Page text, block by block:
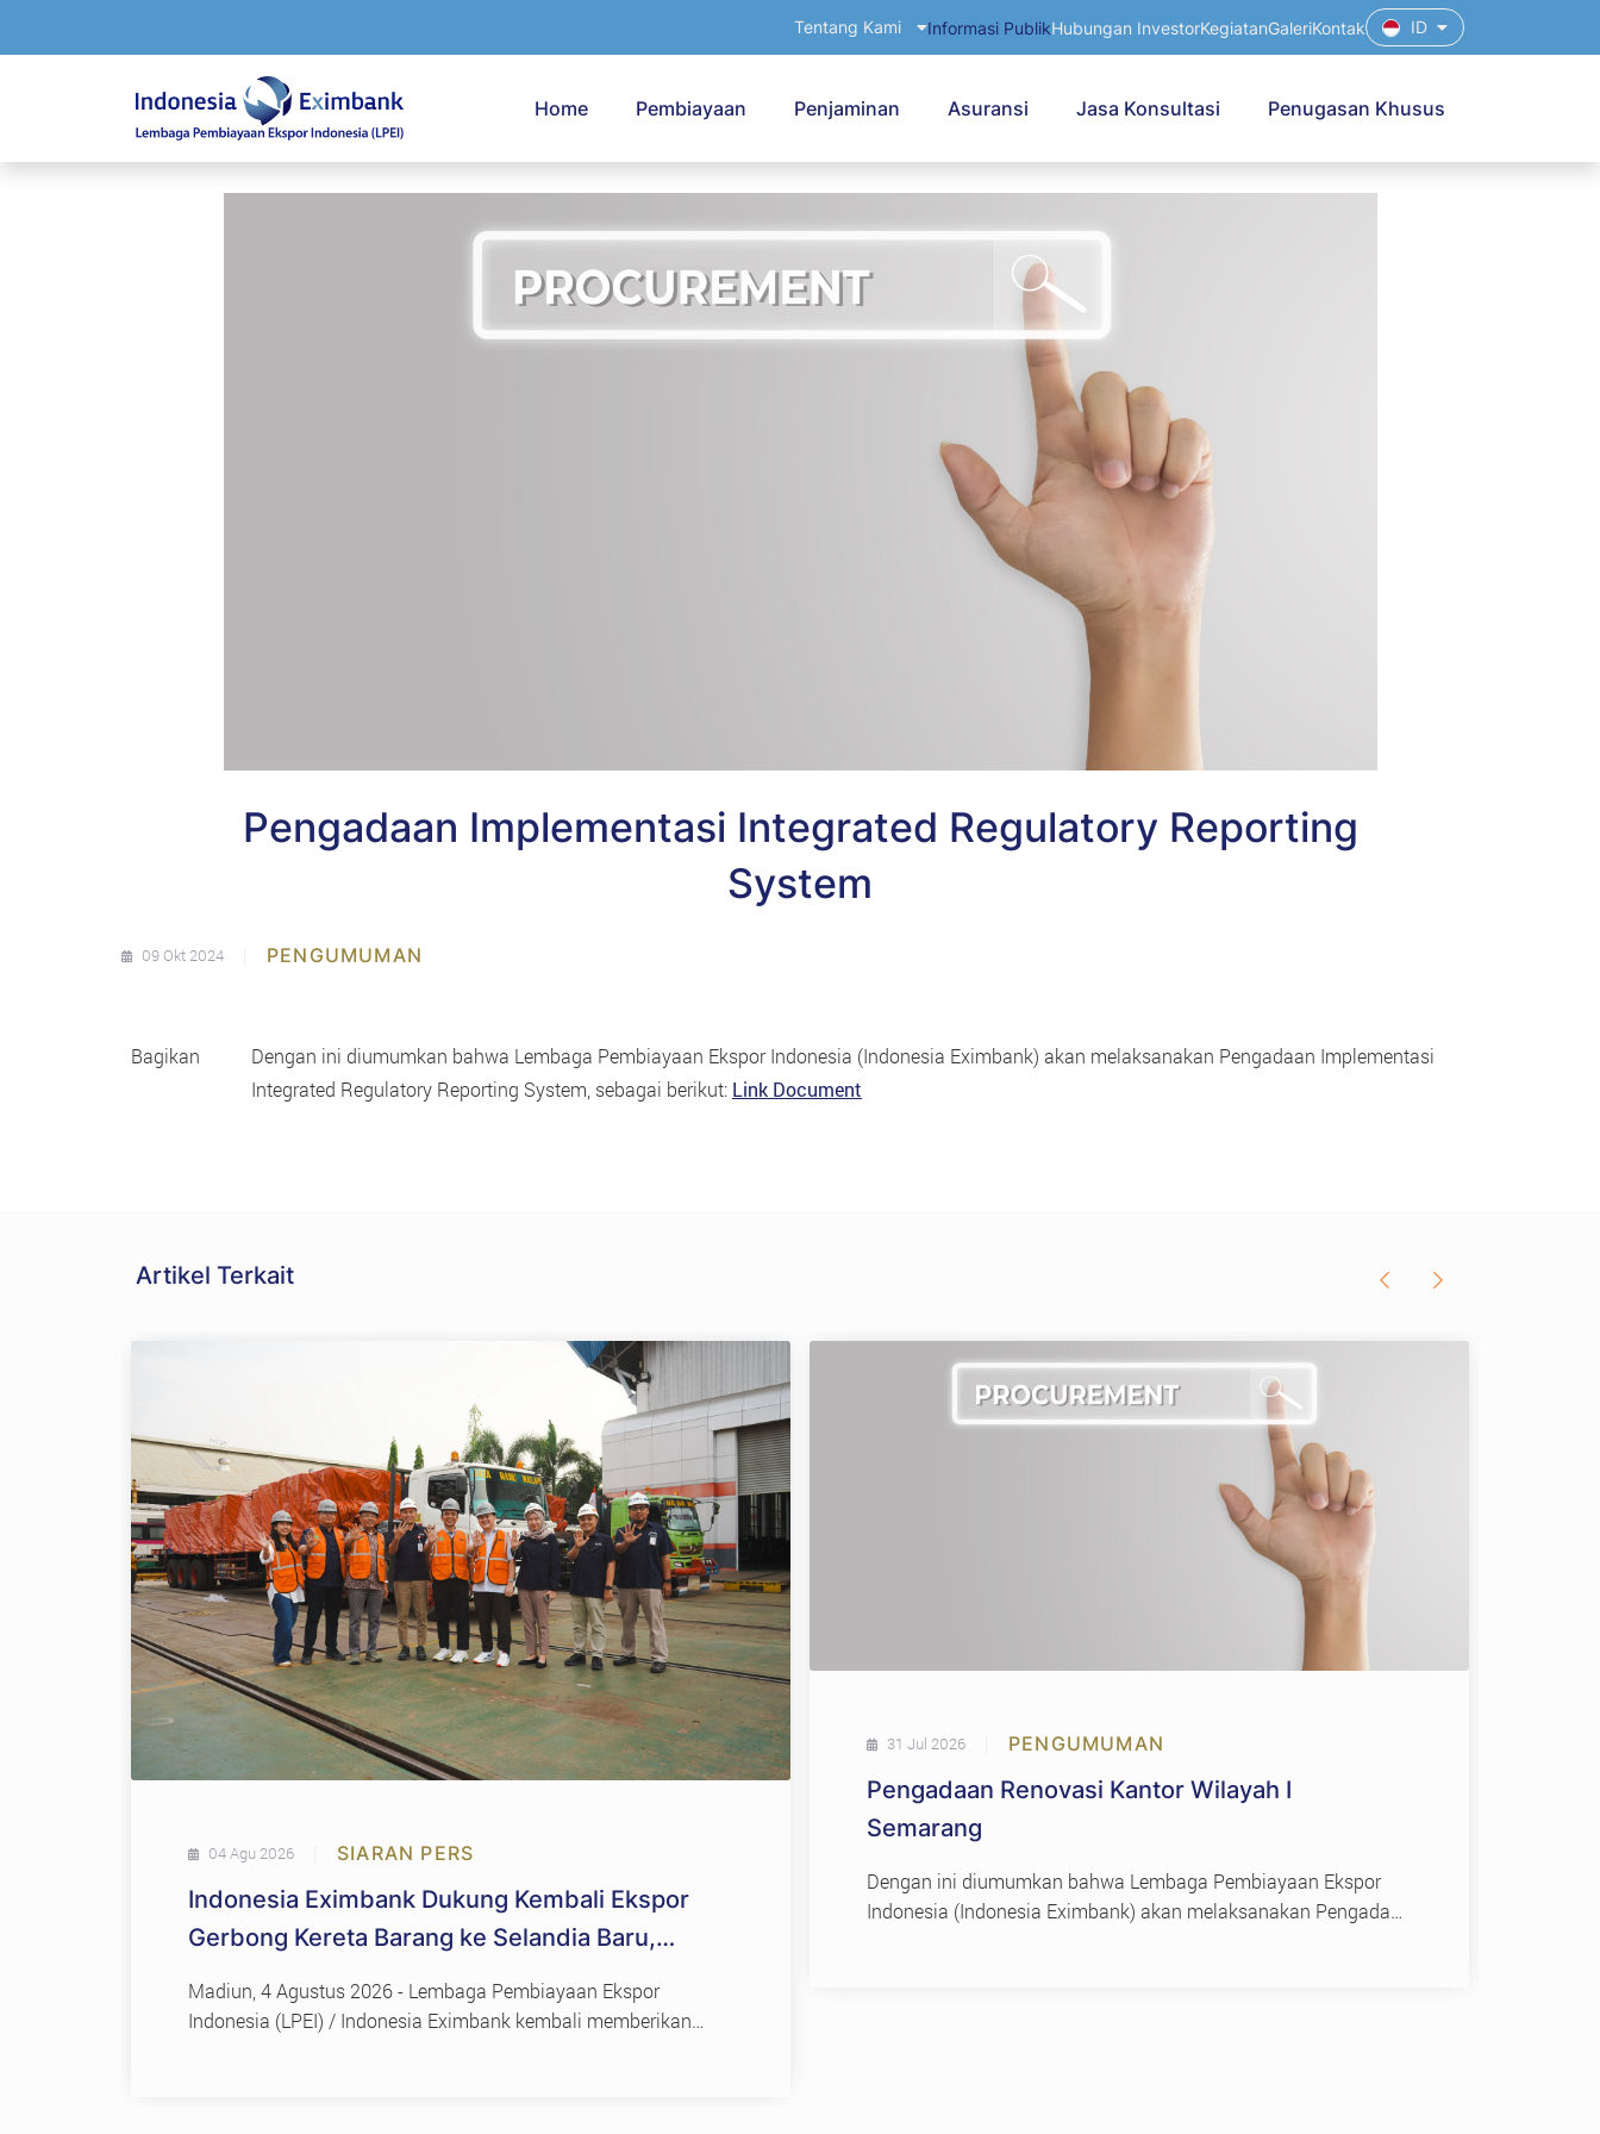
Tentang Kami Informasi PublikHubungan InvestorKegiatanGaleriKontak ID
Home Pembiayaan Penjaminan Asuransi Jasa Konsultasi Penugasan Khusus
Pengadaan Implementasi Integrated Regulatory Reporting
System
09 Okt 2024 PENGUMUMAN
Bagikan
Dengan ini diumumkan bahwa Lembaga Pembiayaan Ekspor Indonesia (Indonesia Eximbank) akan melaksanakan Pengadaan Implementasi
Integrated Regulatory Reporting System, sebagai berikut: Link Document
Artikel Terkait
SIARAN PERS
04 Agu 2026
Indonesia Eximbank Dukung Kembali Ekspor
Gerbong Kereta Barang ke Selandia Baru,
Madiun, 4 Agustus 2026 - Lembaga Pembiayaan Ekspor
Indonesia (LPEI) / Indonesia Eximbank kembali memberikan
PENGUMUMAN
31 Jul 2026
Pengadaan Renovasi Kantor Wilayah I
Semarang
Dengan ini diumumkan bahwa Lembaga Pembiayaan Ekspor
Indonesia (Indonesia Eximbank) akan melaksanakan Pengadaan